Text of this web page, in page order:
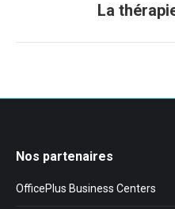
La
Nos partenaires
OfficePlus Business Centers